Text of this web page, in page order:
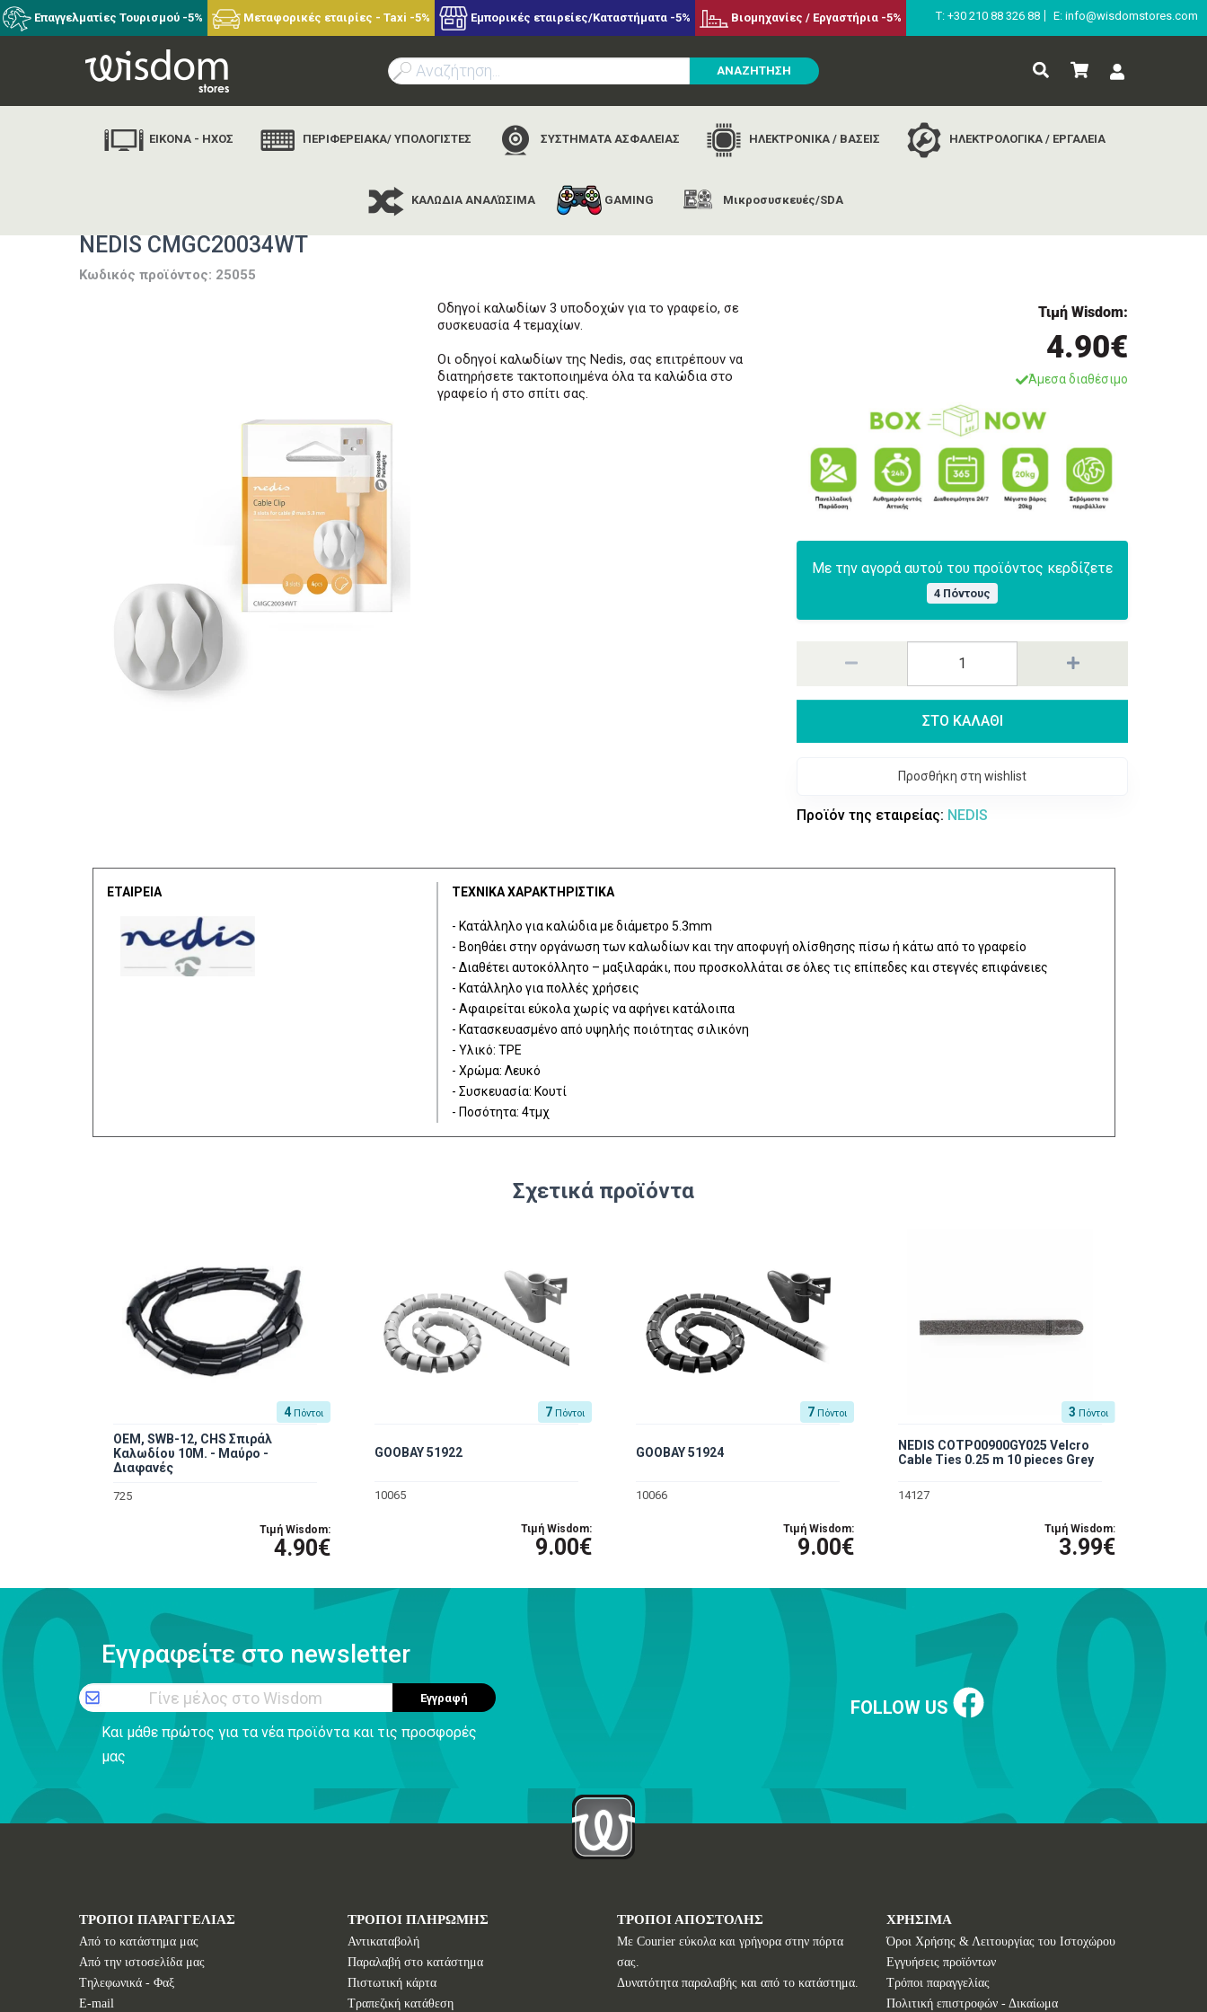
Επαγγελματίες Τουρισμού -5% Μεταφορικές εταιρίες - Taxi -5% Εμπορικές εταιρείες/Καταστήματα -5% Βιομηχανίες / Εργαστήρια -5% Τ: +30 210 88 326 88 E: info@wisdomstores.com
ΑΝΑΖΗΤΗΣΗ
ΕΙΚΟΝΑ - ΗΧΟΣ ΠΕΡΙΦΕΡΕΙΑΚΑ/ ΥΠΟΛΟΓΙΣΤΕΣ ΣΥΣΤΗΜΑΤΑ ΑΣΦΑΛΕΙΑΣ ΗΛΕΚΤΡΟΝΙΚΑ / ΒΑΣΕΙΣ ΗΛΕΚΤΡΟΛΟΓΙΚΑ / ΕΡΓΑΛΕΙΑ
ΚΑΛΩΔΙΑ ΑΝΑΛΏΣΙΜΑ GAMING Μικροσυσκευές/SDA
αρχική εταιρίες nedis nedis cmgc20034wt
NEDIS CMGC20034WT
Κωδικός προϊόντος: 25055
Οδηγοί καλωδίων 3 υποδοχών για το γραφείο, σε
συσκευασία 4 τεμαχίων.
Οι οδηγοί καλωδίων της Nedis, σας επιτρέπουν να
διατηρήσετε τακτοποιημένα όλα τα καλώδια στο
γραφείο ή στο σπίτι σας.
Τιμή Wisdom:
4.90€
Άμεσα διαθέσιμο
Με την αγορά αυτού του προϊόντος κερδίζετε
4 Πόντους
ΣΤΟ ΚΑΛΑΘΙ
Προσθήκη στη wishlist
Προϊόν της εταιρείας: NEDIS
ΕΤΑΙΡΕΙΑ ΤΕΧΝΙΚΑ ΧΑΡΑΚΤΗΡΙΣΤΙΚΑ
- Κατάλληλο για καλώδια με διάμετρο 5.3mm
- Βοηθάει στην οργάνωση των καλωδίων και την αποφυγή ολίσθησης πίσω ή κάτω από το γραφείο
- Διαθέτει αυτοκόλλητο – μαξιλαράκι, που προσκολλάται σε όλες τις επίπεδες και στεγνές επιφάνειες
- Κατάλληλο για πολλές χρήσεις
- Αφαιρείται εύκολα χωρίς να αφήνει κατάλοιπα
- Κατασκευασμένο από υψηλής ποιότητας σιλικόνη
- Υλικό: TPE
- Χρώμα: Λευκό
- Συσκευασία: Κουτί
- Ποσότητα: 4τμχ
Σχετικά προϊόντα
4 Πόντοι
ΟΕΜ, SWB-12, CHS Σπιράλ
Καλωδίου 10M. - Μαύρο -
Διαφανές
725
Τιμή Wisdom:
4.90€
7 Πόντοι
GOOBAY 51922
10065
Τιμή Wisdom:
9.00€
7 Πόντοι
GOOBAY 51924
10066
Τιμή Wisdom:
9.00€
3 Πόντοι
NEDIS COTP00900GY025 Velcro
Cable Ties 0.25 m 10 pieces Grey
14127
Τιμή Wisdom:
3.99€
Εγγραφείτε στο newsletter
Γίνε μέλος στο Wisdom Εγγραφή
Και μάθε πρώτος για τα νέα προϊόντα και τις προσφορές
μας
FOLLOW US
ΤΡΟΠΟΙ ΠΑΡΑΓΓΕΛΙΑΣ
Από το κατάστημα μας
Από την ιστοσελίδα μας
Tηλεφωνικά - Φαξ
E-mail
ΤΡΟΠΟΙ ΠΛΗΡΩΜΗΣ
Αντικαταβολή
Παραλαβή στο κατάστημα
Πιστωτική κάρτα
Τραπεζική κατάθεση
ΤΡΟΠΟΙ ΑΠΟΣΤΟΛΗΣ
Με Courier εύκολα και γρήγορα στην πόρτα
σας.
Δυνατότητα παραλαβής και από το κατάστημα.
ΧΡΗΣΙΜΑ
Όροι Χρήσης & Λειτουργίας του Ιστοχώρου
Εγγυήσεις προϊόντων
Τρόποι παραγγελίας
Πολιτική επιστροφών - Δικαίωμα